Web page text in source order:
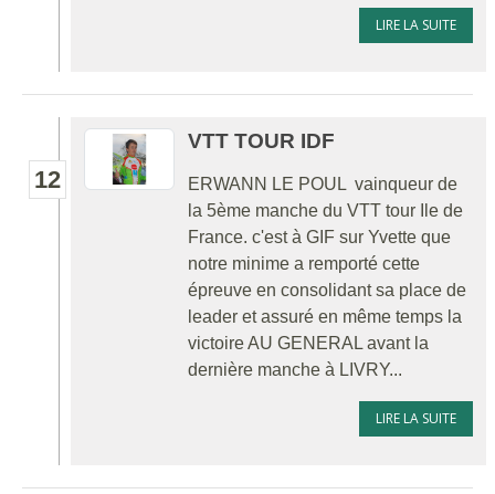
LIRE LA SUITE
12
VTT TOUR IDF
ERWANN LE POUL vainqueur de
la 5ème manche du VTT tour Ile de
France. c'est à GIF sur Yvette que
notre minime a remporté cette
épreuve en consolidant sa place de
leader et assuré en même temps la
victoire AU GENERAL avant la
dernière manche à LIVRY...
LIRE LA SUITE